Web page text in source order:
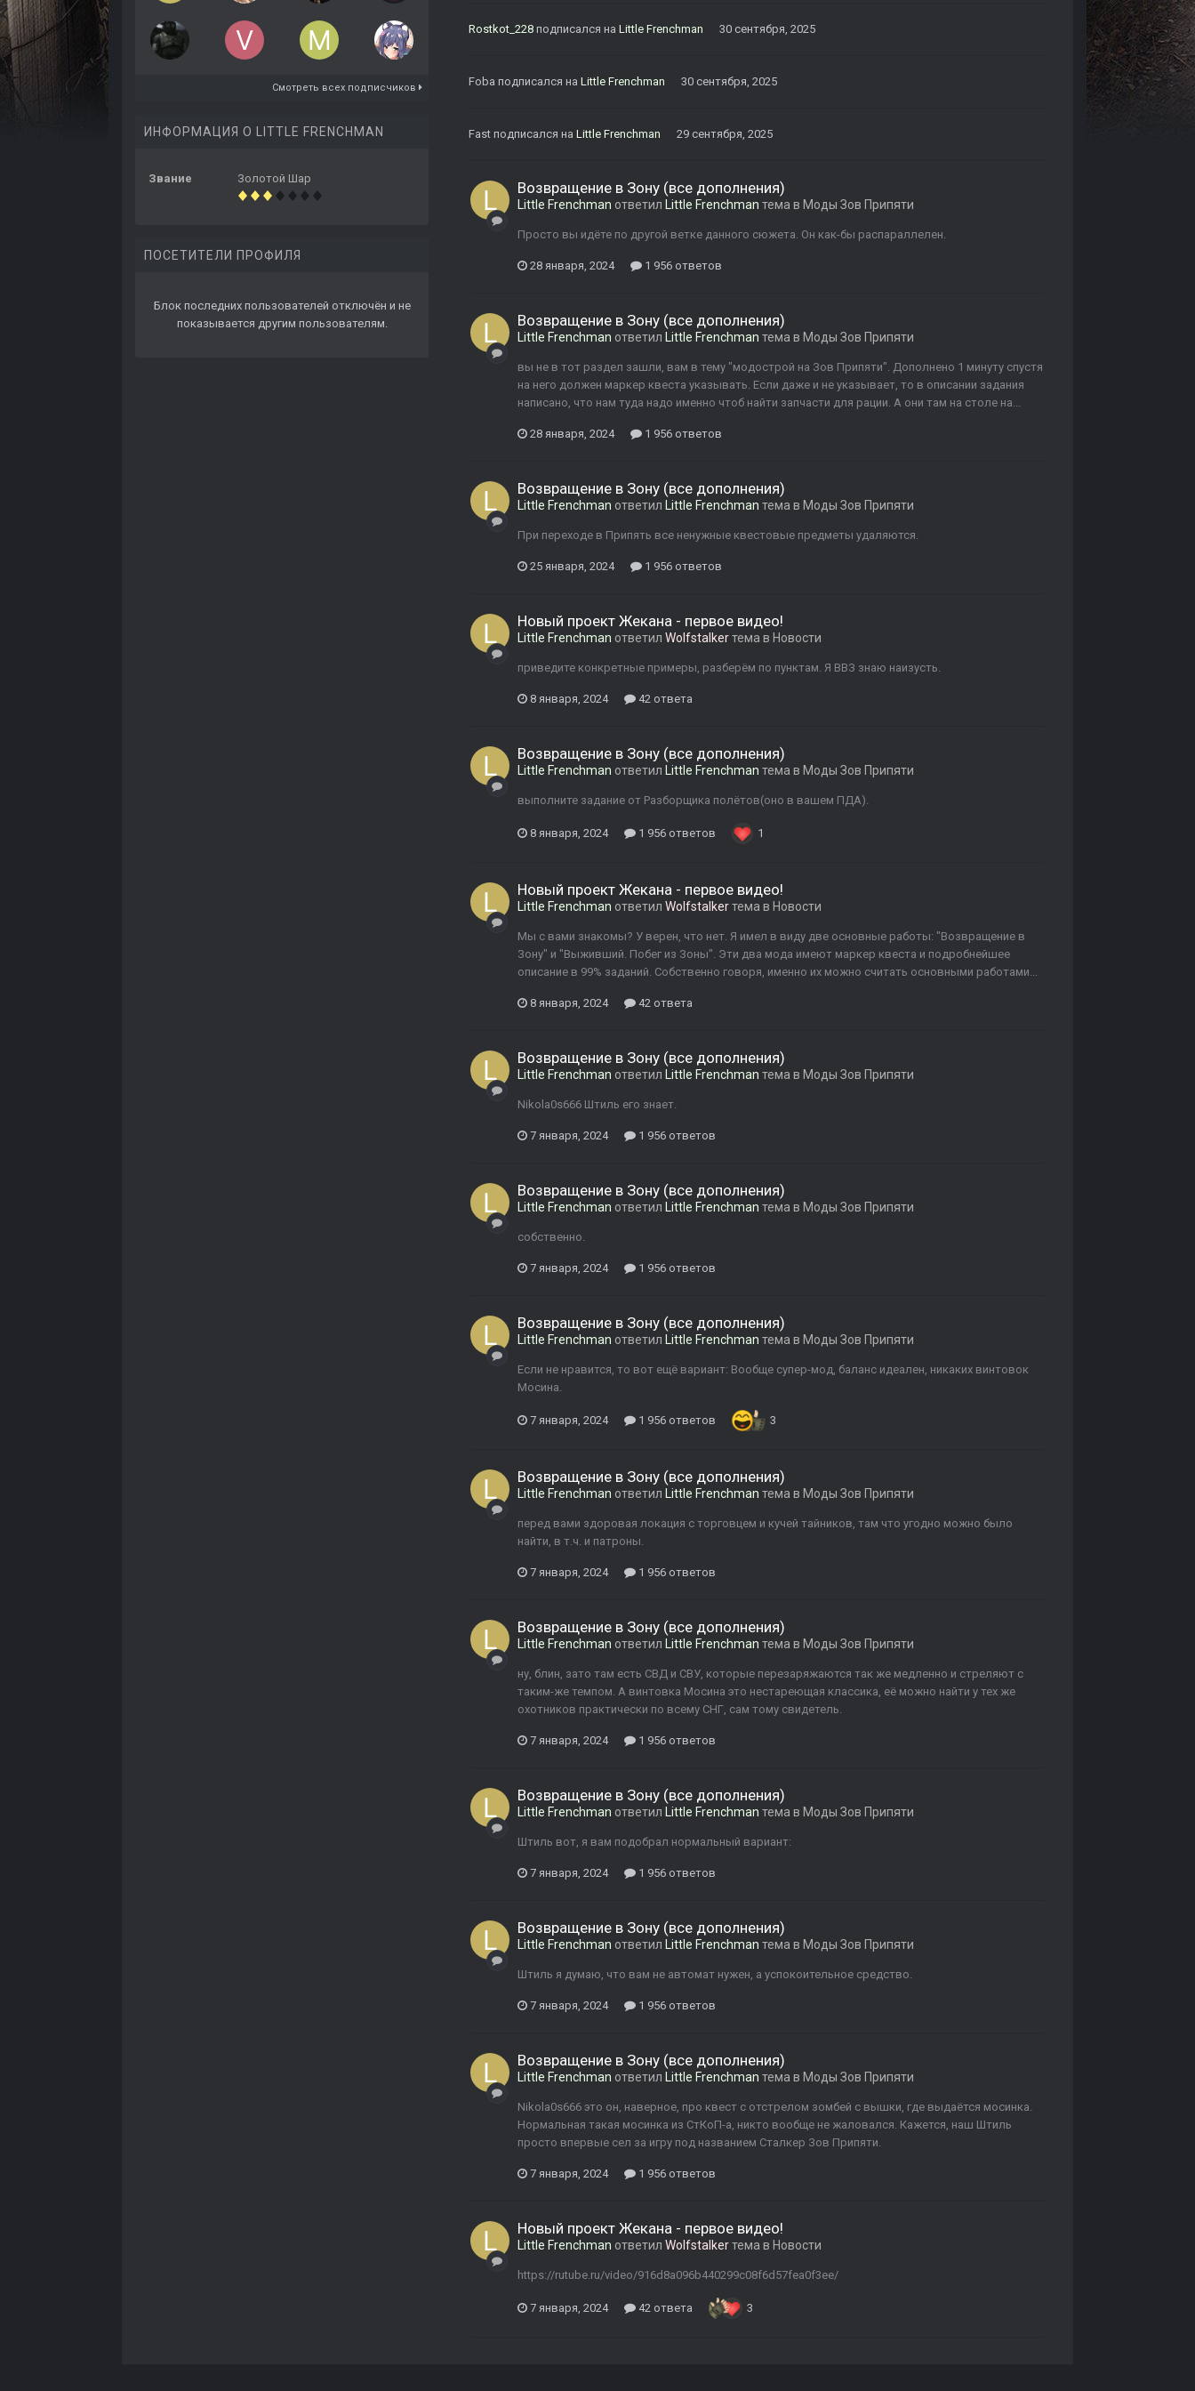
Смотреть всех подписчиков
ИНФОРМАЦИЯ О LITTLE FRENCHMAN
Звание Золотой Шар
ПОСЕТИТЕЛИ ПРОФИЛЯ
Блок последних пользователей отключён и не
показывается другим пользователям.
Rostkot_228 подписался на Little Frenchman 30 сентября, 2025
Foba подписался на Little Frenchman 30 сентября, 2025
Fast подписался на Little Frenchman 29 сентября, 2025
Возвращение в Зону (все дополнения)
Little Frenchman ответил Little Frenchman тема в Моды Зов Припяти
Просто вы идёте по другой ветке данного сюжета. Он как-бы распараллелен.
28 января, 2024 1 956 ответов
Возвращение в Зону (все дополнения)
Little Frenchman ответил Little Frenchman тема в Моды Зов Припяти
вы не в тот раздел зашли, вам в тему "модострой на Зов Припяти". Дополнено 1 минуту спустя
на него должен маркер квеста указывать. Если даже и не указывает, то в описании задания
написано, что нам туда надо именно чтоб найти запчасти для рации. А они там на столе на...
28 января, 2024 1 956 ответов
Возвращение в Зону (все дополнения)
Little Frenchman ответил Little Frenchman тема в Моды Зов Припяти
При переходе в Припять все ненужные квестовые предметы удаляются.
25 января, 2024 1 956 ответов
Новый проект Жекана - первое видео!
Little Frenchman ответил Wolfstalkerтема в Новости
приведите конкретные примеры, разберём по пунктам. Я ВВЗ знаю наизусть.
8 января, 2024 42 ответа
Возвращение в Зону (все дополнения)
Little Frenchman ответил Little Frenchman тема в Моды Зов Припяти
выполните задание от Разборщика полётов(оно в вашем ПДА).
8 января, 2024 1 956 ответов 1
Новый проект Жекана - первое видео!
Little Frenchman ответил Wolfstalkerтема в Новости
Мы с вами знакомы? У верен, что нет. Я имел в виду две основные работы: "Возвращение в
Зону" и "Выживший. Побег из Зоны". Эти два мода имеют маркер квеста и подробнейшее
описание в 99% заданий. Собственно говоря, именно их можно считать основными работами...
8 января, 2024 42 ответа
Возвращение в Зону (все дополнения)
Little Frenchman ответил Little Frenchman тема в Моды Зов Припяти
Nikola0s666 Штиль его знает.
7 января, 2024 1 956 ответов
Возвращение в Зону (все дополнения)
Little Frenchman ответил Little Frenchman тема в Моды Зов Припяти
собственно.
7 января, 2024 1 956 ответов
Возвращение в Зону (все дополнения)
Little Frenchman ответил Little Frenchman тема в Моды Зов Припяти
Если не нравится, то вот ещё вариант: Вообще супер-мод, баланс идеален, никаких винтовок
Мосина.
7 января, 2024 1 956 ответов 3
Возвращение в Зону (все дополнения)
Little Frenchman ответил Little Frenchman тема в Моды Зов Припяти
перед вами здоровая локация с торговцем и кучей тайников, там что угодно можно было
найти, в т.ч. и патроны.
7 января, 2024 1 956 ответов
Возвращение в Зону (все дополнения)
Little Frenchman ответил Little Frenchman тема в Моды Зов Припяти
ну, блин, зато там есть СВД и СВУ, которые перезаряжаются так же медленно и стреляют с
таким-же темпом. А винтовка Мосина это нестареющая классика, её можно найти у тех же
охотников практически по всему СНГ, сам тому свидетель.
7 января, 2024 1 956 ответов
Возвращение в Зону (все дополнения)
Little Frenchman ответил Little Frenchman тема в Моды Зов Припяти
Штиль вот, я вам подобрал нормальный вариант:
7 января, 2024 1 956 ответов
Возвращение в Зону (все дополнения)
Little Frenchman ответил Little Frenchman тема в Моды Зов Припяти
Штиль я думаю, что вам не автомат нужен, а успокоительное средство.
7 января, 2024 1 956 ответов
Возвращение в Зону (все дополнения)
Little Frenchman ответил Little Frenchman тема в Моды Зов Припяти
Nikola0s666 это он, наверное, про квест с отстрелом зомбей с вышки, где выдаётся мосинка.
Нормальная такая мосинка из СтКоП-а, никто вообще не жаловался. Кажется, наш Штиль
просто впервые сел за игру под названием Сталкер Зов Припяти.
7 января, 2024 1 956 ответов
Новый проект Жекана - первое видео!
Little Frenchman ответил Wolfstalkerтема в Новости
https://rutube.ru/video/916d8a096b440299c08f6d57fea0f3ee/
7 января, 2024 42 ответа 3